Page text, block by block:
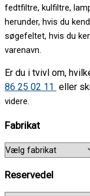
fedtfiltre, kulfiltre,
herunder, hvis du
søgefeltet, hvis du
varenavn.
Er du i tvivl om,
86 25 02 11 eller
videre.
Fabrikat
Reservedel